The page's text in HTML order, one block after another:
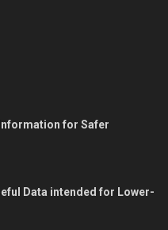
for Safer
Data intended for Lower-